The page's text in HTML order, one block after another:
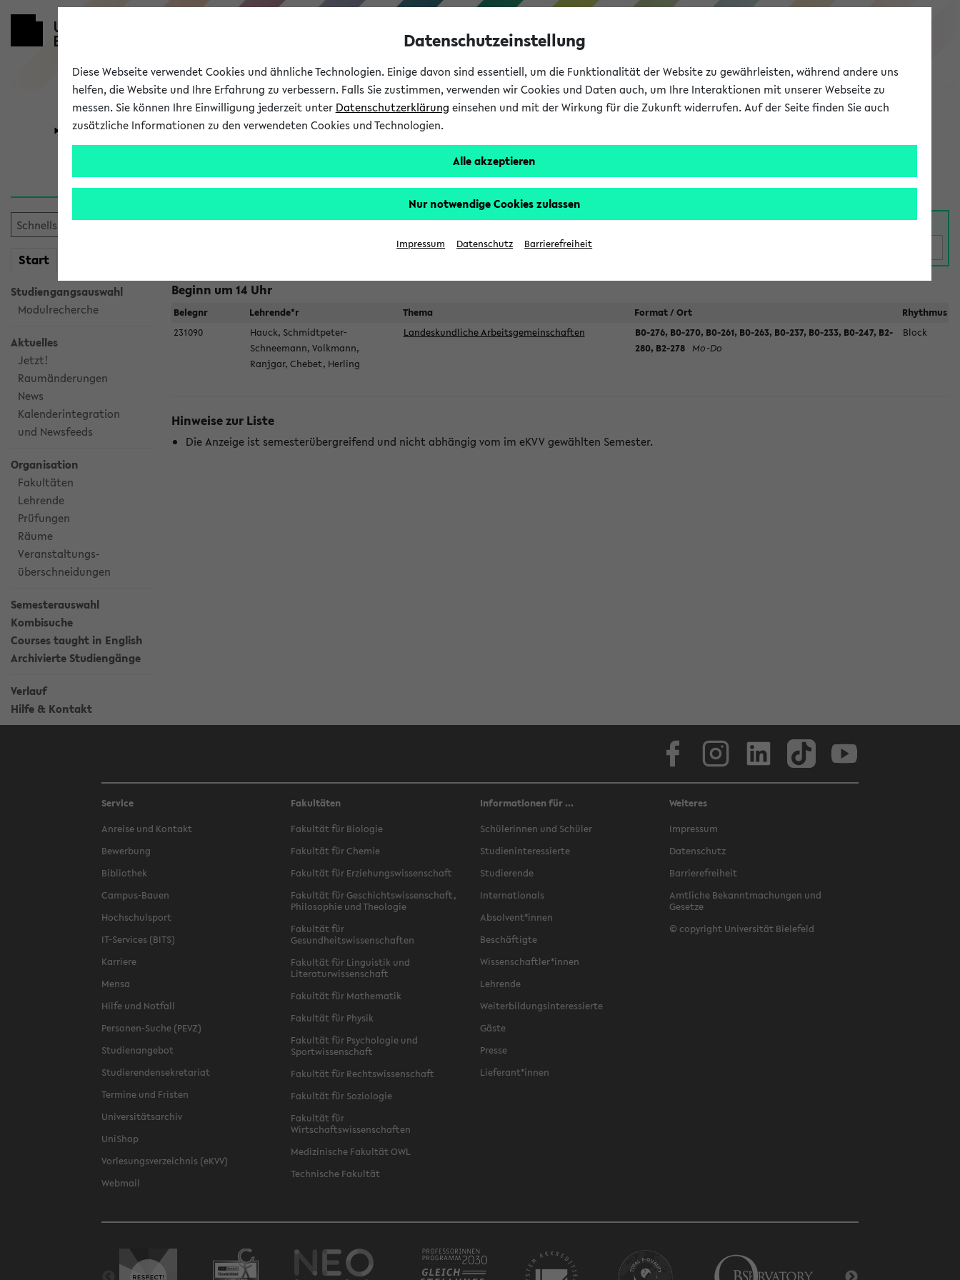
eKVV
Universität Forschung Studium
Start
Studiengangsauswahl
Modulrecherche
Aktuelles
Jetzt!
Raumänderungen
News
Kalenderintegration
und Newsfeeds
Organisation
Fakultäten
Lehrende
Prüfungen
Räume
Veranstaltungs-
überschneidungen
Semesterauswahl
Kombisuche
Courses taught in English
Archivierte Studiengänge
Verlauf
Hilfe & Kontakt
Jetzt und in Kürze stattfindende Veranstaltungen
Suche:
Beginn um 14 Uhr
Belegnr Lehrende*r Thema Format / Ort
Rhythmus
231090
Hauck, Schmidtpeter-
Schneemann, Volkmann,
Ranjgar, Chebet, Herling
Landeskundliche Arbeitsgemeinschaften
B0-276, B0-270, B0-261, B0-263, B0-237, B0-233, B0-247, B2-
280, B2-278 Mo-Do
Block
Hinweise zur Liste
Die Anzeige ist semesterübergreifend und nicht abhängig vom im eKVV gewählten Semester.
Service
Anreise und Kontakt
Bewerbung
Bibliothek
Campus-Bauen
Hochschulsport
IT-Services (BITS)
Karriere
Mensa
Hilfe und Notfall
Personen-Suche (PEVZ)
Studienangebot
Studierendensekretariat
Termine und Fristen
Universitätsarchiv
UniShop
Vorlesungsverzeichnis (eKVV)
Webmail
Fakultäten
Fakultät für Biologie
Fakultät für Chemie
Fakultät für Erziehungswissenschaft
Fakultät für Geschichtswissenschaft,
Philosophie und Theologie
Fakultät für
Gesundheitswissenschaften
Fakultät für Linguistik und
Literaturwissenschaft
Fakultät für Mathematik
Fakultät für Physik
Fakultät für Psychologie und
Sportwissenschaft
Fakultät für Rechtswissenschaft
Fakultät für Soziologie
Fakultät für
Wirtschaftswissenschaften
Medizinische Fakultät OWL
Technische Fakultät
Informationen für ...
Schülerinnen und Schüler
Studieninteressierte
Studierende
Internationals
Absolvent*innen
Beschäftigte
Wissenschaftler*innen
Lehrende
Weiterbildungsinteressierte
Gäste
Presse
Lieferant*innen
Weiteres
Impressum
Datenschutz
Barrierefreiheit
Amtliche Bekanntmachungen und
Gesetze
© copyright Universität Bielefeld
Datenschutzeinstellung
Diese Webseite verwendet Cookies und ähnliche Technologien. Einige davon sind essentiell, um die Funktionalität der Website zu gewährleisten, während andere uns
helfen, die Website und Ihre Erfahrung zu verbessern. Falls Sie zustimmen, verwenden wir Cookies und Daten auch, um Ihre Interaktionen mit unserer Webseite zu
messen. Sie können Ihre Einwilligung jederzeit unter Datenschutzerklärung einsehen und mit der Wirkung für die Zukunft widerrufen. Auf der Seite finden Sie auch
zusätzliche Informationen zu den verwendeten Cookies und Technologien.
Alle akzeptieren
Nur notwendige Cookies zulassen
Impressum Datenschutz Barrierefreiheit